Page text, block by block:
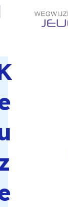
Direct naar content
Home